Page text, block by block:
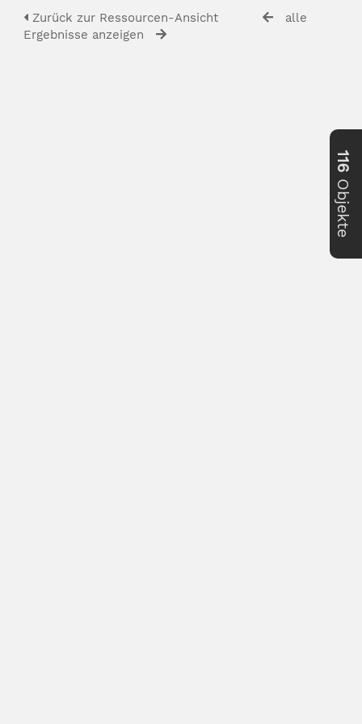
Zurück zur Ressourcen-Ansicht
alle
Ergebnisse anzeigen
116
Objekte